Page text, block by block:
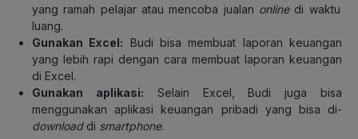
yang ramah pelajar atau mencoba jualan online di waktu
luang.
Gunakan Excel: Budi bisa membuat laporan keuangan
yang lebih rapi dengan cara membuat laporan keuangan
di Excel.
Gunakan aplikasi: Selain Excel, Budi juga bisa
menggunakan aplikasi keuangan pribadi yang bisa di-
downloaddi smartphone.